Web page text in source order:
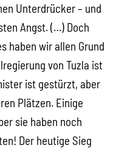
Unterdrücker – und
Angst. (…) Doch
haben wir allen Grund
von Tuzla ist
ist gestürzt, aber
Plätzen. Einige
sie haben noch
Der heutige Sieg